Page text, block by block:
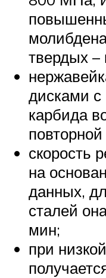
твердых –
дисками с
карбида
скорость
на
данных,
сталей
мин;
при